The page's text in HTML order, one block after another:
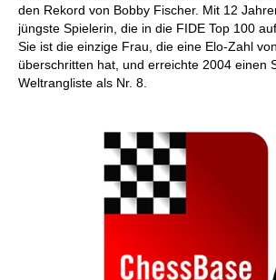
den Rekord von Bobby Fischer. Mit 12
jüngste Spielerin, die in die FIDE Top 100
Sie ist die einzige Frau, die eine Elo-Zahl
überschritten hat, und erreichte 2004 einen
Weltrangliste als Nr. 8.